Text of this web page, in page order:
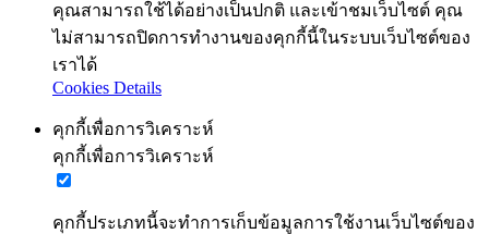
คุณสามารถใช้ได้อย่างเป็นปกติ และเข้าชมเว็บไซต์ คุณ
ไม่สามารถปิดการทำงานของคุกกี้นี้ในระบบเว็บไซต์ของ
เราได้
Cookies Details
คุกกี้เพื่อการวิเคราะห์
คุกกี้เพื่อการวิเคราะห์
คุกกี้ประเภทนี้จะทำการเก็บข้อมูลการใช้งานเว็บไซต์ของ